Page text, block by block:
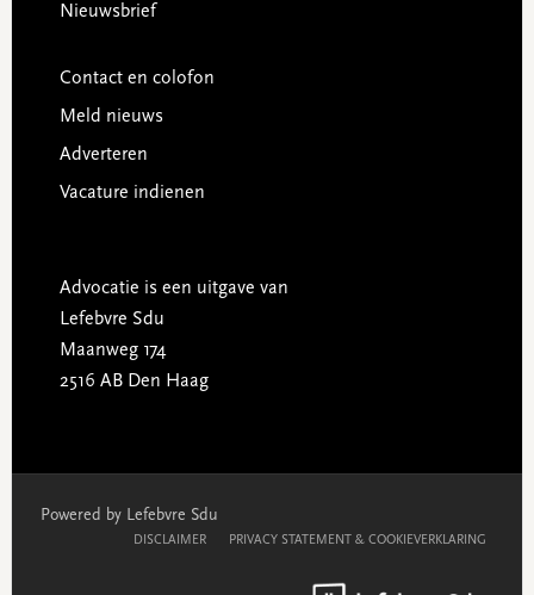
Nieuwsbrief
Contact en colofon
Meld nieuws
Adverteren
Vacature indienen
Advocatie is een uitgave van
Lefebvre Sdu
Maanweg 174
2516 AB Den Haag
Powered by Lefebvre Sdu
DISCLAIMER PRIVACY STATEMENT & COOKIEVERKLARING